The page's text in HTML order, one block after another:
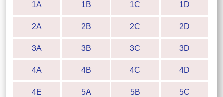
1A 1B 1C 1D
2A 2B 2C 2D
3A 3B 3C 3D
4A 4B 4C 4D
4E 5A 5B 5C